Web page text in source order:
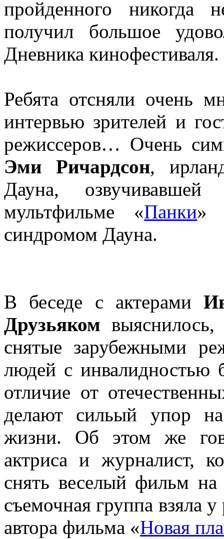
пройденного никогда
получил большое
Дневника кинофестиваля.
Ребята отсняли очень
интервью зрителей и
режиссеров… Очень
Эми Ричардсон,
Дауна,
мультфильме «Панки»
синдромом Дауна.
В беседе с актерами
Друзьяком
снятые зарубежными
людей с инвалидностью
отличие от
делают сильый упор
жизни. Об этом же
актриса и журналист,
снять веселый фильм
съемочная группа взяла
автора фильма «Новая